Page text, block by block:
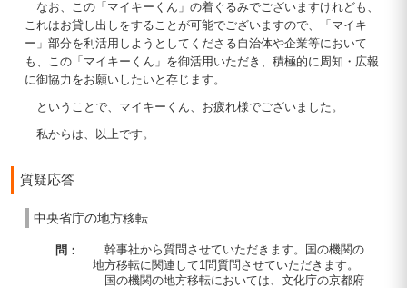
なお、この「マイキーくん」の着ぐるみでございますけれども、
これはお貸し出しをすることが可能でございますので、「マイキ
ー」部分を利活用しようとしてくださる自治体や企業等において
も、この「マイキーくん」を御活用いただき、積極的に周知・広報
に御協力をお願いしたいと存じます。
ということで、マイキーくん、お疲れ様でございました。
私からは、以上です。
質疑応答
中央省庁の地方移転
問：
幹事社から質問させていただきます。国の機関の
地方移転に関連して1問質問させていただきます。
国の機関の地方移転においては、文化庁の京都府